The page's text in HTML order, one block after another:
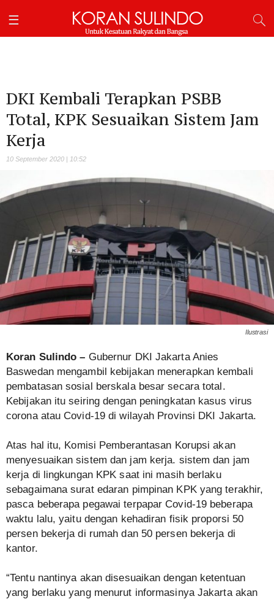
DKI Kembali Terapkan PSBB
Total, KPK Sesuaikan Sistem Jam
Kerja
10 September 2020 | 10:52
Ilustrasi
Koran Sulindo – Gubernur DKI Jakarta Anies
Baswedan mengambil kebijakan menerapkan kembali
pembatasan sosial berskala besar secara total.
Kebijakan itu seiring dengan peningkatan kasus virus
corona atau Covid-19 di wilayah Provinsi DKI Jakarta.
Atas hal itu, Komisi Pemberantasan Korupsi akan
menyesuaikan sistem dan jam kerja. sistem dan jam
kerja di lingkungan KPK saat ini masih berlaku
sebagaimana surat edaran pimpinan KPK yang terakhir,
pasca beberapa pegawai terpapar Covid-19 beberapa
waktu lalu, yaitu dengan kehadiran fisik proporsi 50
persen bekerja di rumah dan 50 persen bekerja di
kantor.
“Tentu nantinya akan disesuaikan dengan ketentuan
yang berlaku yang menurut informasinya Jakarta akan